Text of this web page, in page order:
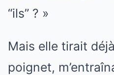
“ils” ? »
Mais elle tirait
poignet,